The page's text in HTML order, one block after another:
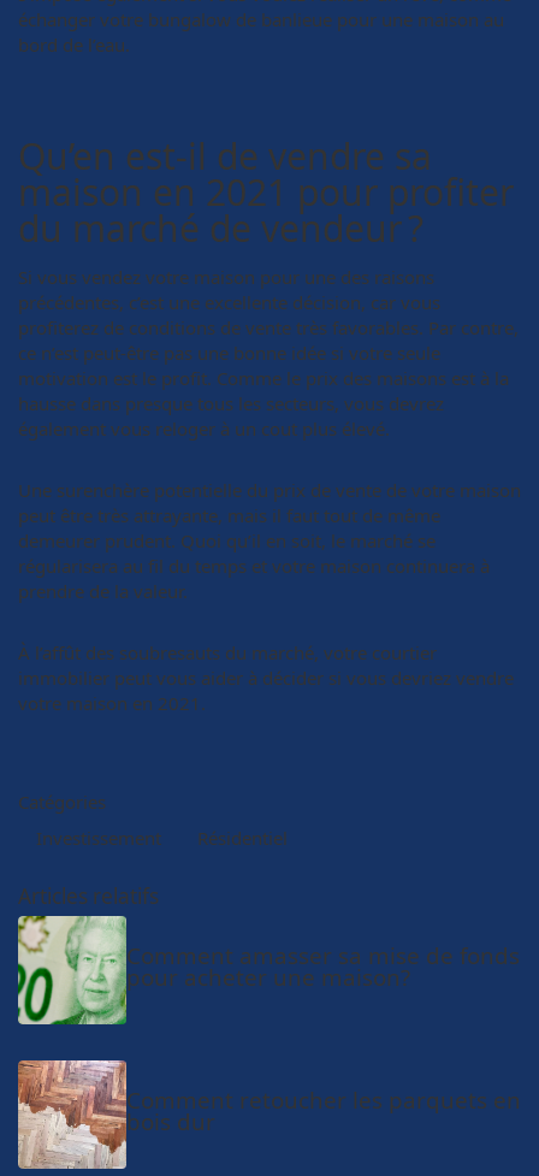
échanger votre bungalow de banlieue pour une maison au
bord de l’eau.
Qu’en est-il de vendre sa
maison en 2021 pour profiter
du marché de vendeur ?
Si vous vendez votre maison pour une des raisons
précédentes, c’est une excellente décision, car vous
profiterez de conditions de vente très favorables. Par contre,
ce n’est peut-être pas une bonne idée si votre seule
motivation est le profit. Comme le prix des maisons est à la
hausse dans presque tous les secteurs, vous devrez
également vous reloger à un cout plus élevé.
Une surenchère potentielle du prix de vente de votre maison
peut être très attrayante, mais il faut tout de même
demeurer prudent. Quoi qu’il en soit, le marché se
régularisera au fil du temps et votre maison continuera à
prendre de la valeur.
À l’affût des soubresauts du marché, votre courtier
immobilier peut vous aider à décider si vous devriez vendre
votre maison en 2021.
Catégories
Investissement
Résidentiel
Articles relatifs
Comment amasser sa mise de fonds
pour acheter une maison?
Comment retoucher les parquets en
bois dur